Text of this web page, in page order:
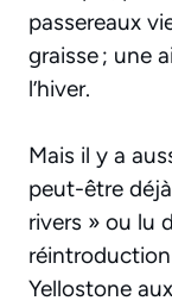
passereaux
graisse ; une
l’hiver.
Mais il y a
peut-être
rivers » ou lu
Yellostone